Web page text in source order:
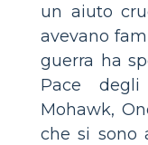
un aiuto
avevano
guerra ha
Pace
Mohawk,
che si sono